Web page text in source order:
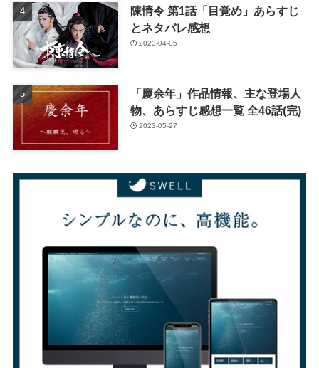
陳情令 第1話「目覚め」あらすじ
とネタバレ感想
2023-04-05
「慶余年」作品情報、主な登場人
物、あらすじ感想一覧 全46話(完)
2023-05-27